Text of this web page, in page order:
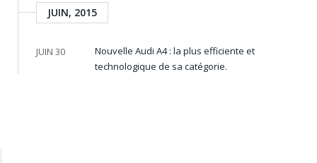
JUIN, 2015
JUIN 30
Nouvelle Audi A4 : la plus efficiente et
technologique de sa catégorie.